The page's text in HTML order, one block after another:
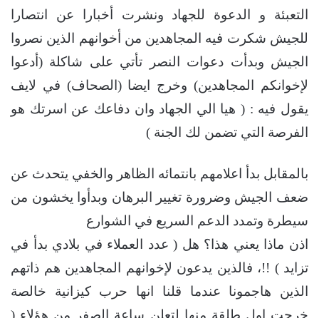
التعبئة و الدعوة للجهاد ونشرت أخبارا عن انتصارا
للجيش شكرت فيه المجاهدين من أخوانهم الذين نصروا
الجيش وبدأت دعوات النصر تأتي على شاكلة (أدعوا
لإخوانكم المجاهدين) وخرج ايضا (الصحاف) في لايف
يقول فيه : ( هيا الي الجهاد وان دفاعك عن اسرتك هو
الفرصة التي تضمن لك الجنة )
بالمقابل بدأ اعلامهم بانتمائه الظاهر والخفي يتحدث عن
ضعف الجيش وضرورة تغيير البرهان وبدأوا يخشون من
سيطرة وتمدد الدعم السريع في الشوارع
اذن ماذا يعني هذا؟ هل ( عدد العملاء في بلادي بدأ في
تزايد ) !!، فالذين يدعون لإخوانهم المجاهدين هم ذاتهم
الذين هاجمونا عندما قلنا انها حرب كيزانية خالصة